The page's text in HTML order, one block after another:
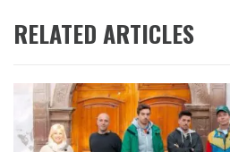
RELATED ARTICLES